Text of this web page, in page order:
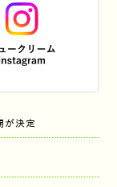
が決定